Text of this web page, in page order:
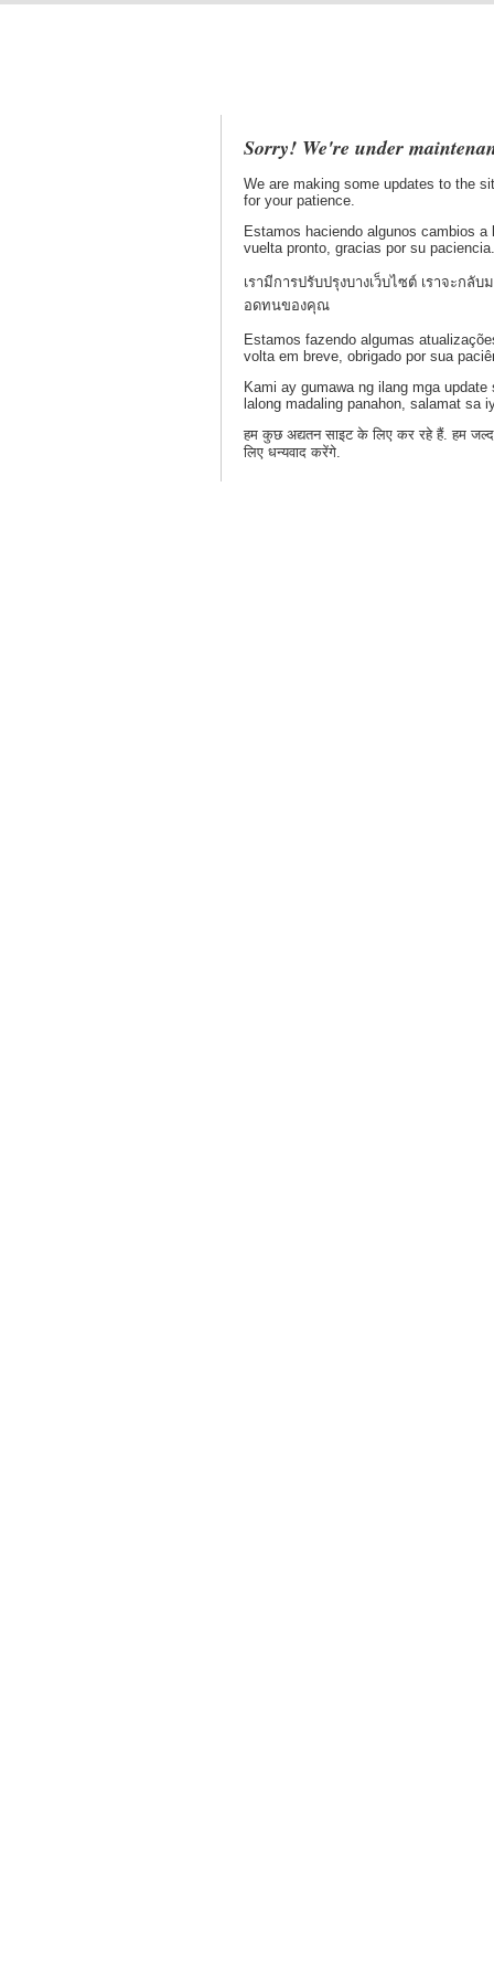
Sorry! We're under
We are making some updates to the
for your patience.
Estamos haciendo algunos cambios
vuelta pronto, gracias por su paciencia.
เรามีการปรับปรุงบางเว็บไซต์ เราจะก
อดทนของคุณ
Estamos fazendo algumas
volta em breve, obrigado por sua
Kami ay gumawa ng ilang mga
lalong madaling panahon, salamat sa
हम कुछ अद्यतन साइट के लिए कर रहे हैं. हम
लिए धन्यवाद करेंगे.